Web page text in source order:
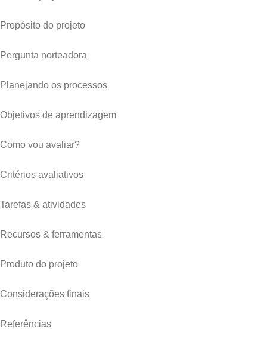
Propósito do projeto
Pergunta norteadora
Planejando os processos
Objetivos de aprendizagem
Como vou avaliar?
Critérios avaliativos
Tarefas & atividades
Recursos & ferramentas
Produto do projeto
Considerações finais
Referências